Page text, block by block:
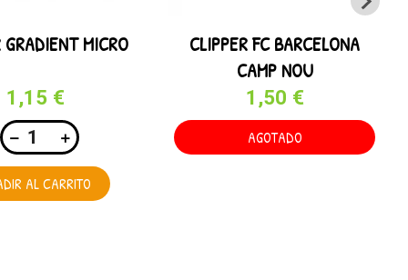
GRADIENT MICRO
1,15 €
AL CARRITO
CLIPPER FC BARCELONA
CAMP NOU
1,50 €
AGOTADO